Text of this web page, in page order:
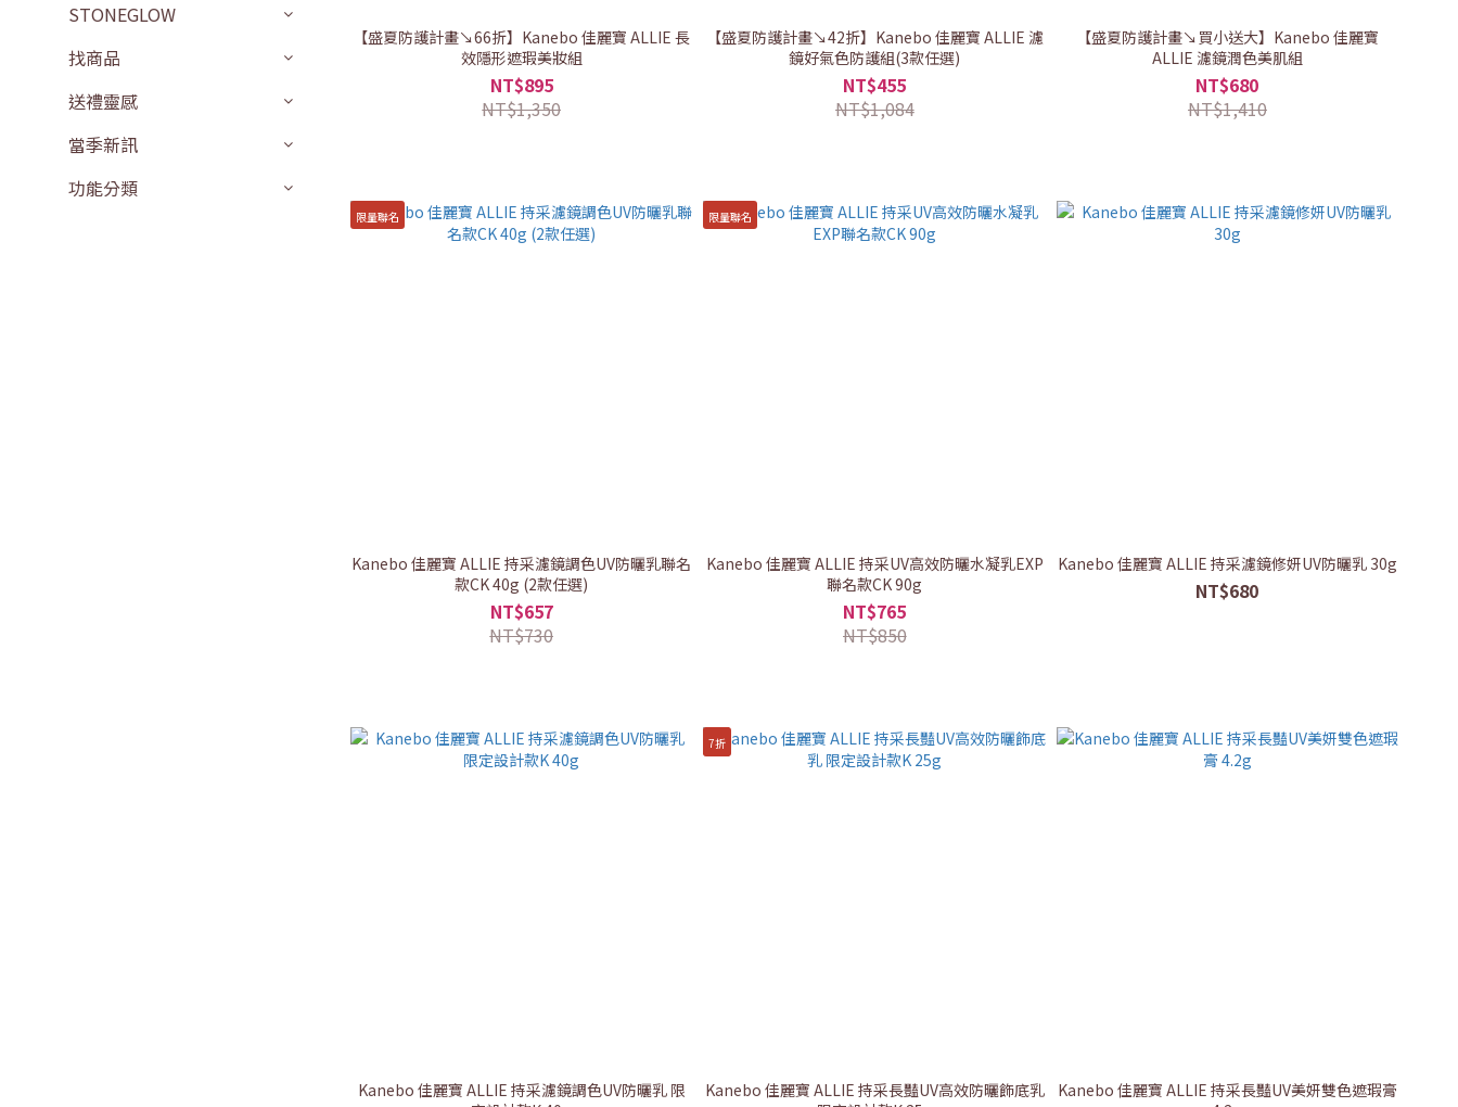
STONEGLOW
找商品
送禮靈感
當季新訊
功能分類
【盛夏防護計畫↘66折】Kanebo 佳麗寶 ALLIE 長
效隱形遮瑕美妝組
NT$895
NT$1,350
【盛夏防護計畫↘42折】Kanebo 佳麗寶 ALLIE 濾
鏡好氣色防護組(3款任選)
NT$455
NT$1,084
【盛夏防護計畫↘買小送大】Kanebo 佳麗寶
ALLIE 濾鏡潤色美肌組
NT$680
NT$1,410
限量聯名
Kanebo 佳麗寶 ALLIE 持采濾鏡調色UV防曬乳聯名
款CK 40g (2款任選)
NT$657
NT$730
限量聯名
Kanebo 佳麗寶 ALLIE 持采UV高效防曬水凝乳EXP
聯名款CK 90g
NT$765
NT$850
Kanebo 佳麗寶 ALLIE 持采濾鏡修妍UV防曬乳 30g
NT$680
Kanebo 佳麗寶 ALLIE 持采濾鏡調色UV防曬乳 限
7折
Kanebo 佳麗寶 ALLIE 持采長豔UV高效防曬飾底乳
Kanebo 佳麗寶 ALLIE 持采長豔UV美妍雙色遮瑕膏